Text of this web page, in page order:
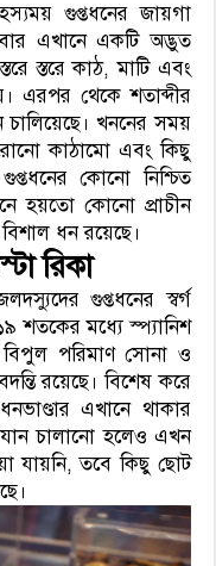
গুপ্তধনের জায়গা
এখানে একটি অদ্ভুত
স্তরে কাঠ, মাটি এবং
এরপর থেকে শতাব্দীর
চালিয়েছে। খননের সময়
কাঠামো এবং কিছু
কোনো নিশ্চিত
হয়তো কোনো প্রাচীন
ধন রয়েছে।
রিকা
গুপ্তধনের স্বর্গ
শতকের মধ্যে স্প্যানিশ
বিপুল পরিমাণ সোনা ও
রয়েছে। বিশেষ করে
এখানে থাকার
চালানো হলেও এখন
যায়নি, তবে কিছু ছোট